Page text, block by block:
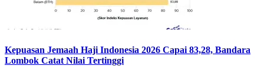
Kepuasan Jemaah Haji Indonesia 2026 Capai 83,28, Bandara
Lombok Catat Nilai Tertinggi